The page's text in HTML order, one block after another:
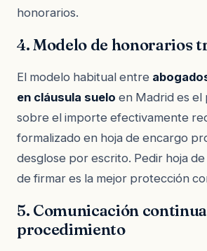
honorarios.
4. Modelo de honorarios
El modelo habitual entre
en cláusula suelo en Madrid es el
sobre el importe efectivamente
formalizado en hoja de encargo
desglose por escrito. Pedir hoja
de firmar es la mejor protección
5. Comunicación
procedimiento